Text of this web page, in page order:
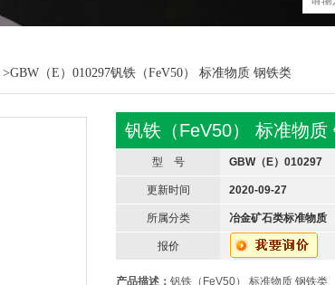
>GBW（E）010297钒铁（FeV50） 标准物质 钢铁类
钒铁（FeV50） 标准物质
型 号 GBW（E）010297
更新时间 2020-09-27
所属分类 冶金矿石类标准物质
报价
产品描述：钒铁（FeV50） 标准物质 钢铁类